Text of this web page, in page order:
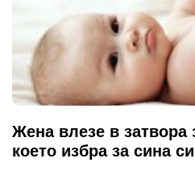
Жена влезе в затвора
което избра за сина си